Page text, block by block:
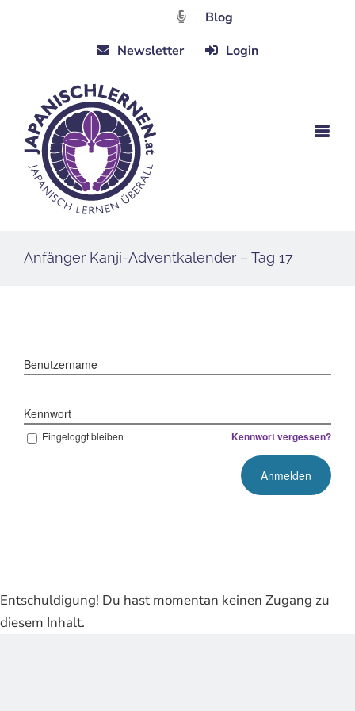
Blog
Newsletter
Login
Anfänger Kanji-Adventkalender – Tag 17
Benutzername
Kennwort
Eingeloggt bleiben Kennwort vergessen?
Entschuldigung! Du hast momentan keinen Zugang zu
diesem Inhalt.